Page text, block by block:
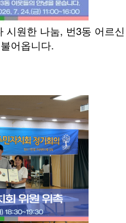
시원한 나눔, 번3동 어르신
어옵니다.